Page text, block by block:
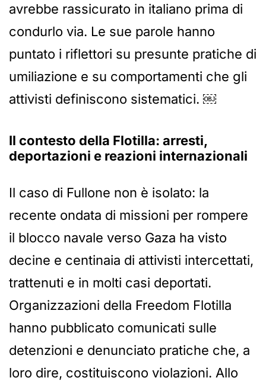
avrebbe rassicurato in italiano prima di
condurlo via. Le sue parole hanno
puntato i riflettori su presunte pratiche di
umiliazione e su comportamenti che gli
attivisti definiscono sistematici. ￼
Il contesto della Flotilla: arresti,
deportazioni e reazioni internazionali
Il caso di Fullone non è isolato: la
recente ondata di missioni per rompere
il blocco navale verso Gaza ha visto
decine e centinaia di attivisti intercettati,
trattenuti e in molti casi deportati.
Organizzazioni della Freedom Flotilla
hanno pubblicato comunicati sulle
detenzioni e denunciato pratiche che, a
loro dire, costituiscono violazioni. Allo